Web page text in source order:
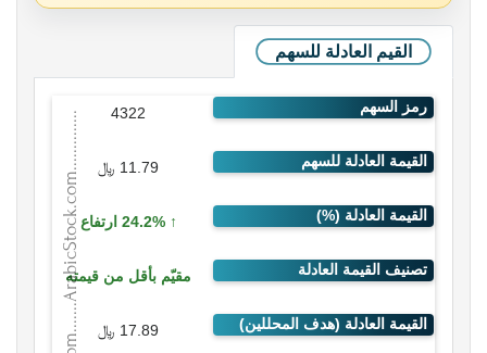
القيم العادلة للسهم
4322
11.79 ﷼
24.2% ارتفاع
مقيّم بأقل من قيمته
17.89 ﷼